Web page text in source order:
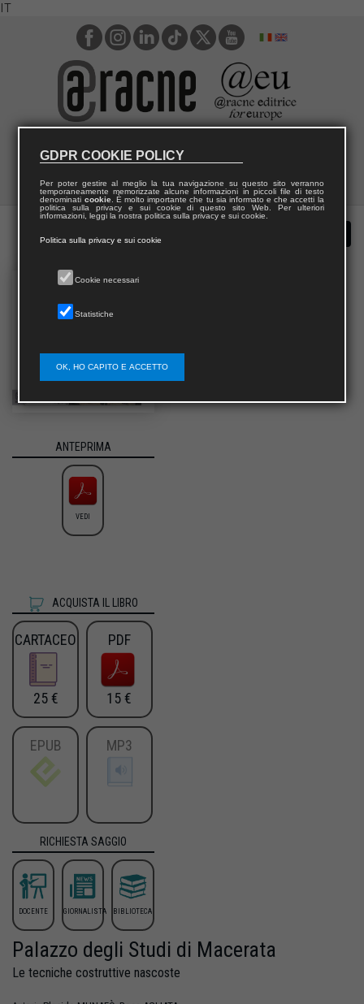
IT
ANTEPRIMA
VEDI
ACQUISTA IL LIBRO
CARTACEO
25 €
PDF
15 €
EPUB MP3
RICHIESTA SAGGIO
DOCENTE GIORNALISTA BIBLIOTECA
Palazzo degli Studi di Macerata
Le tecniche costruttive nascoste
GDPR COOKIE POLICY
Per poter gestire al meglio la tua navigazione su questo sito verranno
temporaneamente memorizzate alcune informazioni in piccoli file di testo
denominati cookie. È molto importante che tu sia informato e che accetti la
politica sulla privacy e sui cookie di questo sito Web. Per ulteriori
informazioni, leggi la nostra politica sulla privacy e sui cookie.
Politica sulla privacy e sui cookie
Cookie necessari
Statistiche
OK, HO CAPITO E ACCETTO